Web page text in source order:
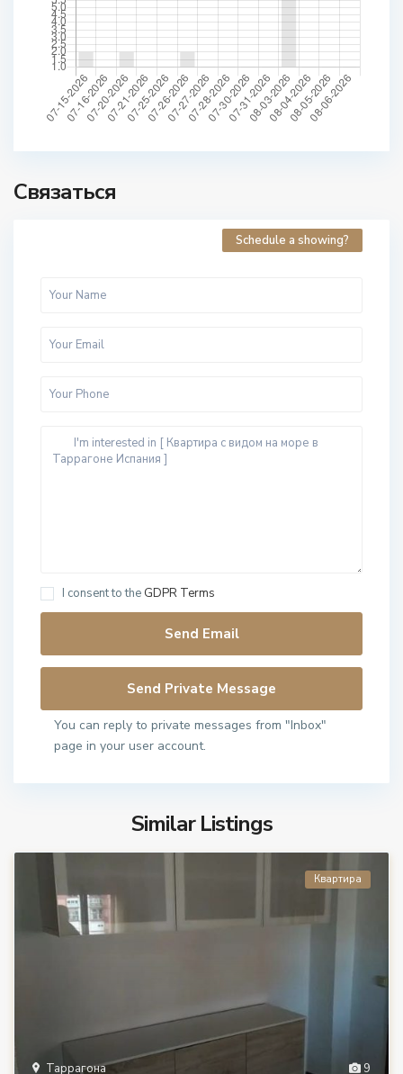
Связаться
Schedule a showing?
I consent to the GDPR Terms
You can reply to private messages from "Inbox"
page in your user account.
Similar Listings
9
Таррагона
Квартира